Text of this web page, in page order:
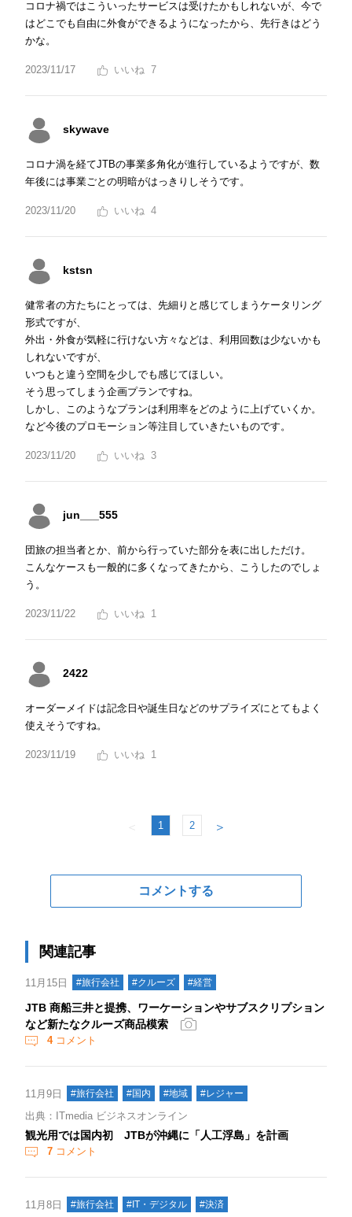
コロナ禍ではこういったサービスは受けたかもしれないが、今で
はどこでも自由に外食ができるようになったから、先行きはどう
かな。
2023/11/17 7
skywave
コロナ渦を経てJTBの事業多角化が進行しているようですが、数
年後には事業ごとの明暗がはっきりしそうです。
2023/11/20 4
kstsn
健常者の方たちにとっては、先細りと感じてしまうケータリング
形式ですが、
外出・外食が気軽に行けない方々などは、利用回数は少ないかも
しれないですが、
いつもと違う空間を少しでも感じてほしい。
そう思ってしまう企画プランですね。
しかし、このようなプランは利用率をどのように上げていくか。
など今後のプロモーション等注目していきたいものです。
2023/11/20 3
jun___555
団旅の担当者とか、前から行っていた部分を表に出しただけ。
こんなケースも一般的に多くなってきたから、こうしたのでしょ
う。
2023/11/22 1
2422
オーダーメイドは記念日や誕生日などのサプライズにとてもよく
使えそうですね。
2023/11/19 1
＜ 1 2 ＞
コメントする
関連記事
11月15日 #旅行会社 #クルーズ #経営
JTB 商船三井と提携、ワーケーションやサブスクリプション
など新たなクルーズ商品模索
4コメント
11月9日 #旅行会社 #国内 #地域 #レジャー
出典：ITmedia ビジネスオンライン
観光用では国内初 JTBが沖縄に「人工浮島」を計画
7 コメント
11月8日 #旅行会社 #IT・デジタル #決済